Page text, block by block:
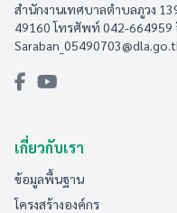
สำนักงานเทศบาลตำบลภูวง
49160 โทรศัพท์ 042-664959
เกี่ยวกับเรา
ข้อมูลพื้นฐาน
โครงสร้างองค์กร